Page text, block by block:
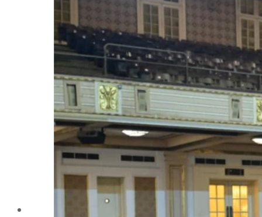
مستشارى لجان الإتحاد
تليفونات تهمك
الجوائز والمراكز خلال العام الجامعى 2019-2020
الأنشطة الطلابية
2016-2017
2017-2018
2019-2020
2020-2021
الخريجون
ملتقى الخريجين
خريجى الكلية
المستندات المطلوبة لاستخراج شهادات التخرج